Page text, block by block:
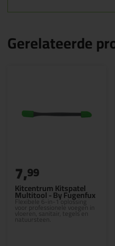
Gerelateerde
Kitcentrum Kitspatel
Multitool - By Fugenfux
Flexibele 6-in-1 oplossing
voor professionele voegen in
vloeren, sanitair, tegels en
natuursteen.
7,99